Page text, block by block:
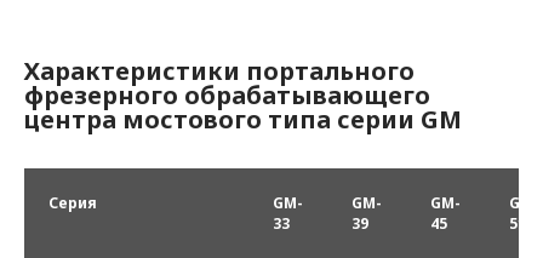
Характеристики портального
фрезерного обрабатывающего
центра мостового типа серии GM
Серия
GM-
33
GM-
39
GM-
45
GM-
51